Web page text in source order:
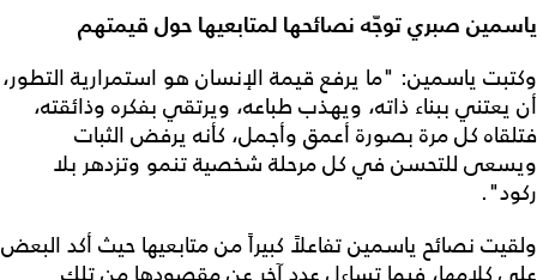
ياسمين صبري توجّه نصائحها لمتابعيها حول قيمتهم
وكتبت ياسمين: "ما يرفع قيمة الإنسان هو استمرارية التطور،
أن يعتني ببناء ذاته، ويهذب طباعه، ويرتقي بفكره وذائقته،
فتلقاه كل مرة بصورة أعمق وأجمل، كأنه يرفض الثبات
ويسعى للتحسن في كل مرحلة شخصية تنمو وتزدهر بلا
ركود".
ولقيت نصائح ياسمين تفاعلاً كبيراً من متابعيها حيث أكد البعض